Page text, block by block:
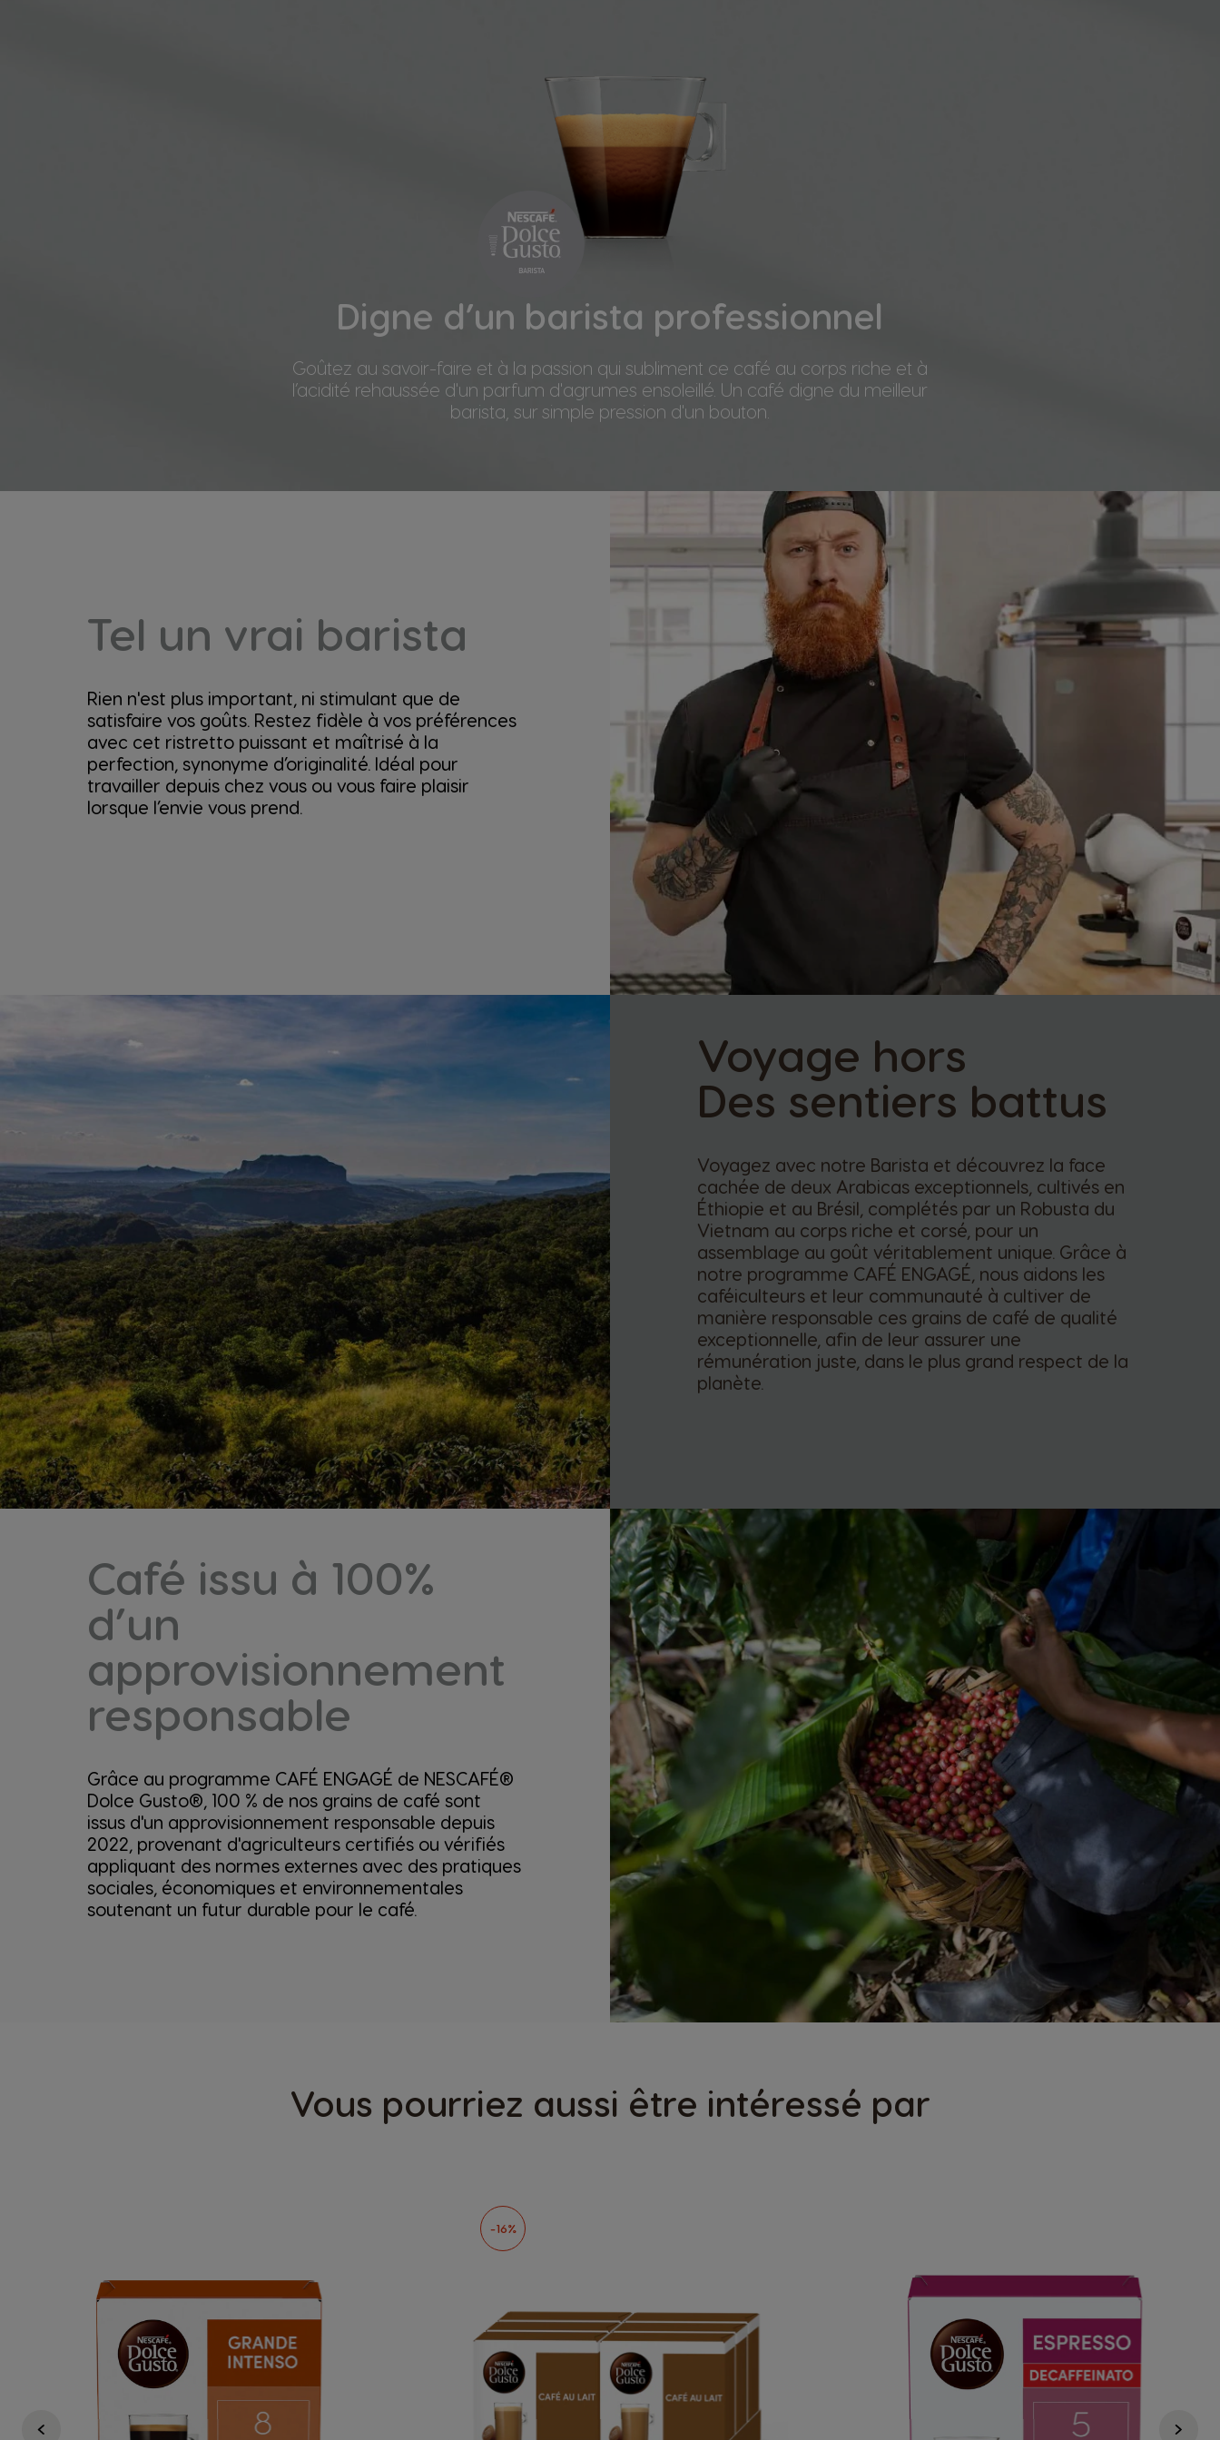
Digne d’un barista professionnel
Goûtez au savoir-faire et à la passion qui subliment ce café au corps riche et à
l’acidité rehaussée d'un parfum d'agrumes ensoleillé. Un café digne du meilleur
barista, sur simple pression d'un bouton.
Tel un vrai barista
Rien n'est plus important, ni stimulant que de
satisfaire vos goûts. Restez fidèle à vos préférences
avec cet ristretto puissant et maîtrisé à la
perfection, synonyme d’originalité. Idéal pour
travailler depuis chez vous ou vous faire plaisir
lorsque l’envie vous prend.
Voyage hors
Des sentiers battus
Voyagez avec notre Barista et découvrez la face
cachée de deux Arabicas exceptionnels, cultivés en
Éthiopie et au Brésil, complétés par un Robusta du
Vietnam au corps riche et corsé, pour un
assemblage au goût véritablement unique. Grâce à
notre programme CAFÉ ENGAGÉ, nous aidons les
caféiculteurs et leur communauté à cultiver de
manière responsable ces grains de café de qualité
exceptionnelle, afin de leur assurer une
rémunération juste, dans le plus grand respect de la
planète.
Café issu à 100%
d’un
approvisionnement
responsable
Grâce au programme CAFÉ ENGAGÉ de NESCAFÉ®
Dolce Gusto®, 100 % de nos grains de café sont
issus d'un approvisionnement responsable depuis
2022, provenant d'agriculteurs certifiés ou vérifiés
appliquant des normes externes avec des pratiques
sociales, économiques et environnementales
soutenant un futur durable pour le café.
Vous pourriez aussi être intéressé par
-16%